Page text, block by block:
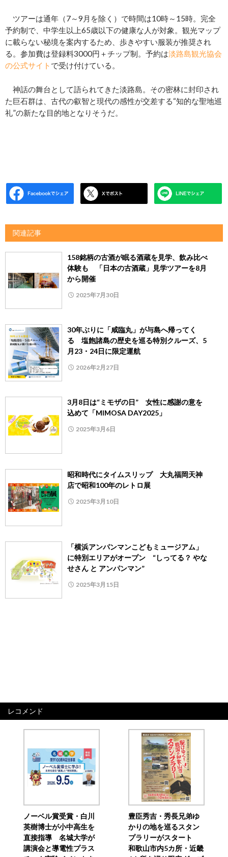
ツアーは通年（7～9月を除く）で時間は10時～15時。完全
予約制で、中学生以上65歳以下の健康な人が対象。観光マップ
に載らない秘境を案内するため、歩きやすい服装が推奨され
る。参加費は登録料3000円＋チップ制。予約は淡路島観光協会
の公式サイト で受け付けている。
神話の舞台として語られてきた淡路島。その密林に封印され
た巨石群は、古代の叡智と現代の感性が交差する“知的な聖地巡
礼”の新たな目的地となりそうだ。
関連記事
158銘柄の古酒が眠る酒蔵を見学、飲み比べ
体験も 「日本の古酒蔵」見学ツアーを8月
から開催
2025年7月30日
30年ぶりに「咸臨丸」が与島へ帰ってく
る 塩飽諸島の歴史を巡る特別クルーズ、5
月23・24日に限定運航
2026年2月27日
3月8日は“ミモザの日” 女性に感謝の意を
込めて「MIMOSA DAY2025」
2025年3月6日
昭和時代にタイムスリップ 大丸福岡天神
店で昭和100年のレトロ展
2025年3月10日
「横浜アンパンマンこどもミュージアム」
に特別エリアがオープン “しってる？ やな
せさん と アンパンマン”
2025年3月15日
レコメンド
ノーベル賞受賞・白川
英樹博士が小中高生を
直接指導 名城大学が
講演会と導電性プラス
豊臣秀吉・秀長兄弟ゆ
かりの地を巡るスタン
プラリーがスタート
和歌山市内5カ所・近畿